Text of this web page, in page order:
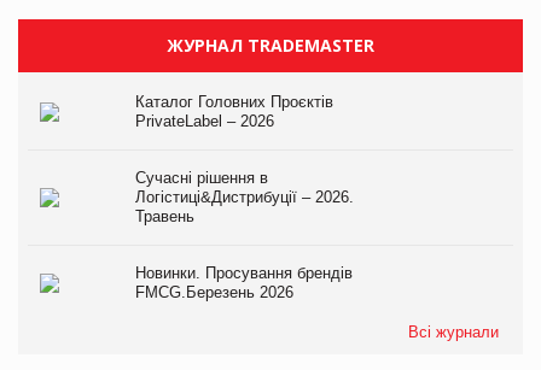
ЖУРНАЛ TRADEMASTER
Каталог Головних Проєктів
PrivateLabel – 2026
Сучасні рішення в
Логістиці&Дистрибуції – 2026.
Травень
Новинки. Просування брендів
FMCG.Березень 2026
Всі журнали